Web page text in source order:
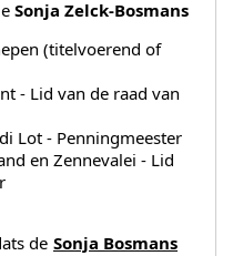
Sonja Zelck-Bosmans
(titelvoerend of
- Lid van de raad van
Lot - Penningmeester
en Zennevalei - Lid
de Sonja Bosmans